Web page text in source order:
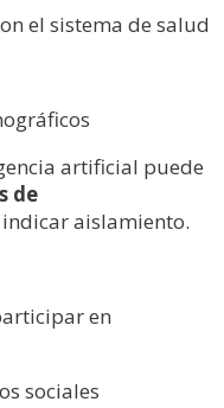
el sistema de salud
artificial puede
de
aislamiento.
en
sociales